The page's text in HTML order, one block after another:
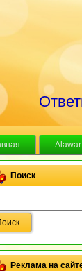
Поиск
Реклама на